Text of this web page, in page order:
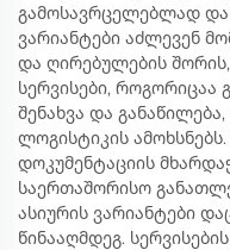
გამოსავრცელებლად და
ვარიანტები აძლევენ
და ღირებულების
სერვისები, როგორიცაა
შენახვა და
ლოგისტიკის
დოკუმენტაციის
საერთაშორისო
ასიურის ვარიანტები
წინააღმდეგ.